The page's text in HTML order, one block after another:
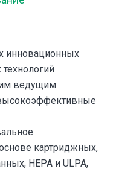
инновационных
ведущим
картриджных,
НЕРА и ULPA,